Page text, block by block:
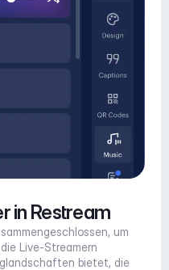
in Restream
um
Live-Streamern
bietet, die